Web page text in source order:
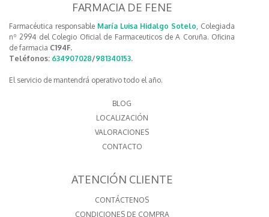
FARMACIA DE FENE
Farmacéutica responsable María Luisa Hidalgo Sotelo, Colegiada
nº 2994 del Colegio Oficial de Farmaceuticos de A Coruña. Oficina
de farmacia C194F.
Teléfonos: 634907028/981340153.
El servicio de mantendrá operativo todo el año.
BLOG
LOCALIZACIÓN
VALORACIONES
CONTACTO
ATENCIÓN CLIENTE
CONTÁCTENOS
CONDICIONES DE COMPRA